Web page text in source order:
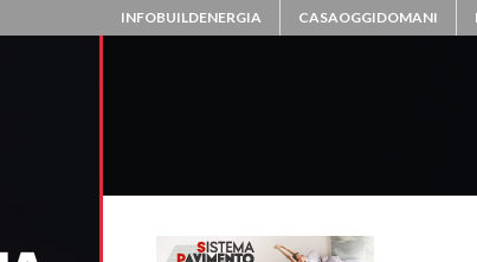
INFOBUILDENERGIA CASAOGGIDOMANI